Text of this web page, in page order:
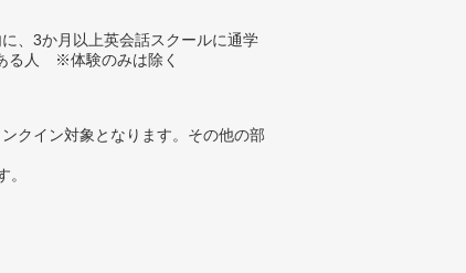
、3か月以上英会話スクールに通学
る人 ※体験のみは除く
クイン対象となります。その他の部